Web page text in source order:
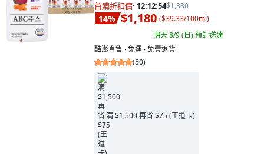
首購折扣價· 12:12:53$1,380
14% $1,180 ($39.33/100ml)
明天 8/9 (日)預計送達
酷澎直售 ∙ 免運 ∙ 免費退貨
(50)
满 $1,500 再省 $75 (王道卡)